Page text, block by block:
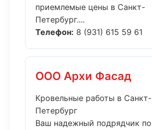
приемлемые цены в Санкт-
Петербург....
Телефон: 8 (931) 615 59 61
ООО Архи Фасад
Кровельные работы в Санкт-
Петербург
Ваш надежный подрядчик по